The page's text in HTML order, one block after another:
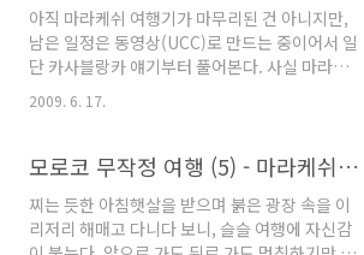
24시간을 꼬박 비행기와 기차를 타고 도착한 곳
은, 처음에는 혼란과 후회를 주었다. 지금까지 여
행했던 많은 곳들과는 달리 불친절하고 말도 통
하지 않고, 무엇보다 준비없는 여행이라 막막했
나면 생각보다 많은 것들이 눈에 들어왔다. 그 중
하나는 ..
아직 마라케쉬 여행기가 마무리된 건 아니지만,
남은 일정은 동영상(UCC)로 만드는 중이어서 일
단 카사블랑카 얘기부터 풀어본다. 사실 마라케
쉬 여행을 끝내고 돌아간 카사블랑카에서는 할
일이 거의 없었다. 유명한 이름값을 못하는 비관
내내려는 어설픈 현대식 건물만 즐비했다. 이쯤
름에서 풍겨나오는 환상 따위는 버리고 가는게
정신건강에 좋다. 하지만 카사블랑카는 휴식과
2009. 6. 17.
모로코 무작정 여행 (5) - 마라케쉬의 랜드마크, 쿠투비아 사원으로 향하다
찌는 듯한 아침햇살을 받으며 붉은 광장 속을 이
리저리 해매고 다니다 보니, 슬슬 여행에 자신감